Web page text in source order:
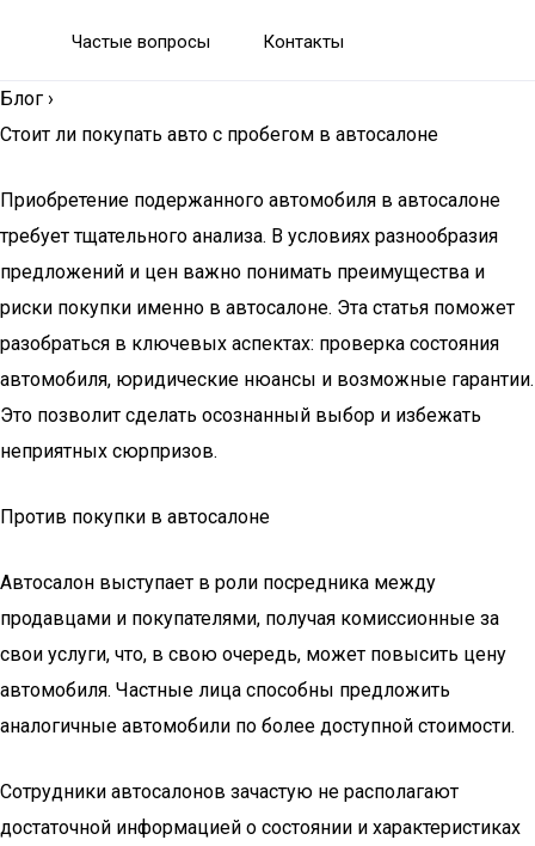
Частые вопросы Контакты
Блог ›
Стоит ли покупать авто с пробегом в автосалоне
Приобретение подержанного автомобиля в автосалоне
требует тщательного анализа. В условиях разнообразия
предложений и цен важно понимать преимущества и
риски покупки именно в автосалоне. Эта статья поможет
разобраться в ключевых аспектах: проверка состояния
автомобиля, юридические нюансы и возможные гарантии.
Это позволит сделать осознанный выбор и избежать
неприятных сюрпризов.
Против покупки в автосалоне
Автосалон выступает в роли посредника между
продавцами и покупателями, получая комиссионные за
свои услуги, что, в свою очередь, может повысить цену
автомобиля. Частные лица способны предложить
аналогичные автомобили по более доступной стоимости.
Сотрудники автосалонов зачастую не располагают
достаточной информацией о состоянии и характеристиках